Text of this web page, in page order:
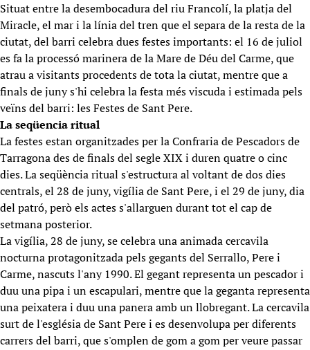
Situat entre la desembocadura del riu Francolí, la platja del
Miracle, el mar i la línia del tren que el separa de la resta de la
ciutat, del barri celebra dues festes importants: el 16 de juliol
es fa la processó marinera de la Mare de Déu del Carme, que
atrau a visitants procedents de tota la ciutat, mentre que a
finals de juny s'hi celebra la festa més viscuda i estimada pels
veïns del barri: les Festes de Sant Pere.
La seqüencia ritual
La festes estan organitzades per la Confraria de Pescadors de
Tarragona des de finals del segle XIX i duren quatre o cinc
dies. La seqüència ritual s'estructura al voltant de dos dies
centrals, el 28 de juny, vigília de Sant Pere, i el 29 de juny, dia
del patró, però els actes s'allarguen durant tot el cap de
setmana posterior.
La vigília, 28 de juny, se celebra una animada cercavila
nocturna protagonitzada pels gegants del Serrallo, Pere i
Carme, nascuts l'any 1990. El gegant representa un pescador i
duu una pipa i un escapulari, mentre que la geganta representa
una peixatera i duu una panera amb un llobregant. La cercavila
surt de l'església de Sant Pere i es desenvolupa per diferents
carrers del barri, que s'omplen de gom a gom per veure passar